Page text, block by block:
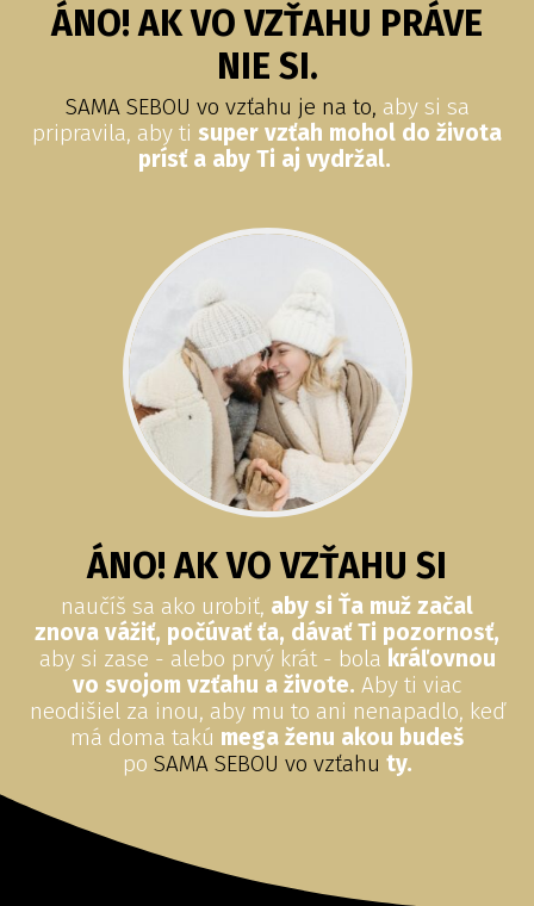
ÁNO! AK VO VZŤAHU PRÁVE
NIE SI.
SAMA SEBOU vo vzťahu je na to, aby si sa
pripravila, aby ti super vzťah mohol do života
prísť a aby Ti aj vydržal.
ÁNO! AK VO VZŤAHU SI
naučíš sa ako urobiť, aby si Ťa muž začal
znova vážiť, počúvať ťa, dávať Ti pozornosť,
aby si zase - alebo prvý krát - bola kráľovnou
vo svojom vzťahu a živote. Aby ti viac
neodišiel za inou, aby mu to ani nenapadlo, keď
má doma takú mega ženu akou budeš
po SAMA SEBOU vo vzťahu ty.